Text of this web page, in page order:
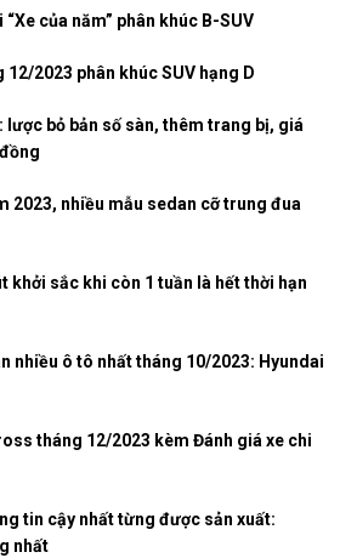
của năm” phân khúc B-SUV
12/2023 phân khúc SUV hạng D
bỏ bản số sàn, thêm trang bị, giá
2023, nhiều mẫu sedan cỡ trung đua
khởi sắc khi còn 1 tuần là hết thời hạn
nhiều ô tô nhất tháng 10/2023: Hyundai
tháng 12/2023 kèm Đánh giá xe chi
tin cậy nhất từng được sản xuất:
nhất